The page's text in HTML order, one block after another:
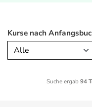
Kurse nach
Alle
Suche ergab94